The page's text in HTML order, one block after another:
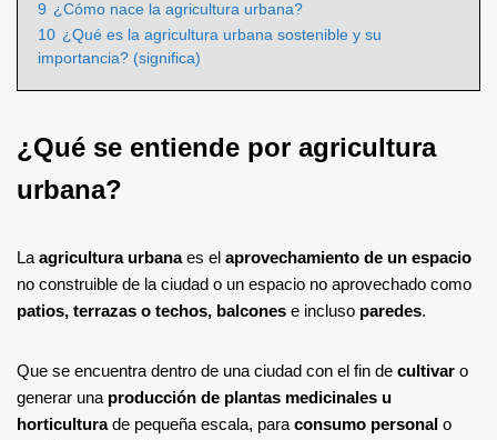
9 ¿Cómo nace la agricultura urbana?
10 ¿Qué es la agricultura urbana sostenible y su
importancia? (significa)
¿Qué se entiende por agricultura
urbana?
La agricultura urbanaes el aprovechamiento de un espacio
no construible de la ciudad o un espacio no aprovechado como
patios, terrazas o techos, balcones e incluso paredes.
Que se encuentra dentro de una ciudad con el fin de cultivar o
generar una producción de plantas medicinales u
horticulturade pequeña escala, para consumo personal o